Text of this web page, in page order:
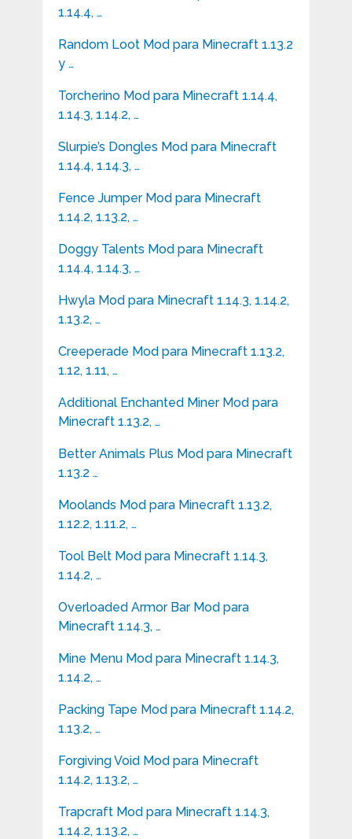
1.14.4, …
Random Loot Mod para Minecraft 1.13.2
y …
Torcherino Mod para Minecraft 1.14.4,
1.14.3, 1.14.2, …
Slurpie’s Dongles Mod para Minecraft
1.14.4, 1.14.3, …
Fence Jumper Mod para Minecraft
1.14.2, 1.13.2, …
Doggy Talents Mod para Minecraft
1.14.4, 1.14.3, …
Hwyla Mod para Minecraft 1.14.3, 1.14.2,
1.13.2, …
Creeperade Mod para Minecraft 1.13.2,
1.12, 1.11, …
Additional Enchanted Miner Mod para
Minecraft 1.13.2, …
Better Animals Plus Mod para Minecraft
1.13.2 …
Moolands Mod para Minecraft 1.13.2,
1.12.2, 1.11.2, …
Tool Belt Mod para Minecraft 1.14.3,
1.14.2, …
Overloaded Armor Bar Mod para
Minecraft 1.14.3, …
Mine Menu Mod para Minecraft 1.14.3,
1.14.2, …
Packing Tape Mod para Minecraft 1.14.2,
1.13.2, …
Forgiving Void Mod para Minecraft
1.14.2, 1.13.2, …
Trapcraft Mod para Minecraft 1.14.3,
1.14.2, 1.13.2, …